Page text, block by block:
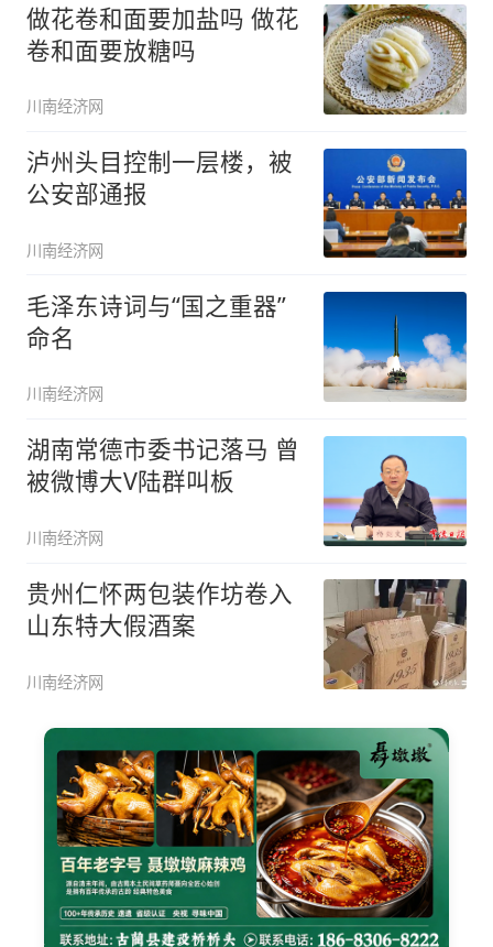
做花卷和面要加盐吗 做花
卷和面要放糖吗
川南经济网
泸州头目控制一层楼，被
公安部通报
川南经济网
毛泽东诗词与“国之重器”
命名
川南经济网
湖南常德市委书记落马 曾
被微博大V陆群叫板
川南经济网
贵州仁怀两包装作坊卷入
山东特大假酒案
川南经济网